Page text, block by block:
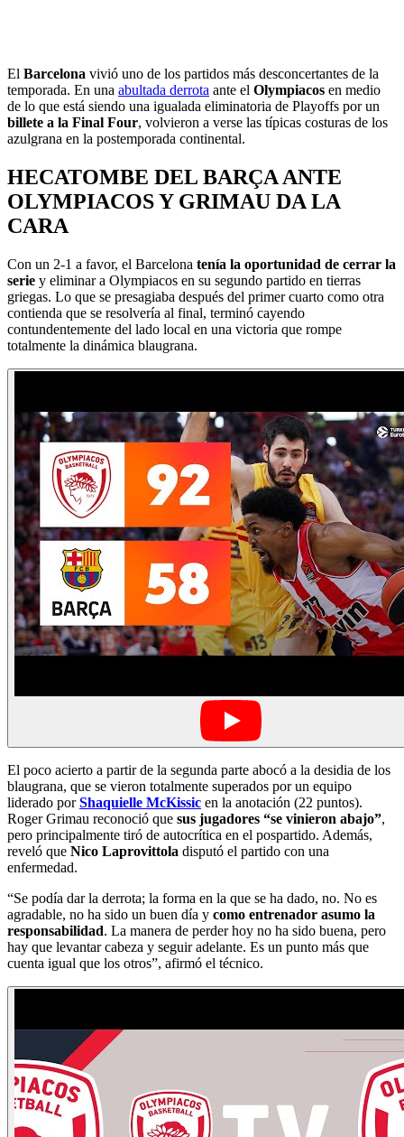
El Barcelona vivió uno de los partidos más desconcertantes de la
temporada. En una abultada derrota ante el Olympiacos en medio
de lo que está siendo una igualada eliminatoria de Playoffs por un
billete a la Final Four, volvieron a verse las típicas costuras de los
azulgrana en la postemporada continental.
HECATOMBE DEL BARÇA ANTE
OLYMPIACOS Y GRIMAU DA LA
CARA
Con un 2-1 a favor, el Barcelona tenía la oportunidad de cerrar la
serie y eliminar a Olympiacos en su segundo partido en tierras
griegas. Lo que se presagiaba después del primer cuarto como otra
contienda que se resolvería al final, terminó cayendo
contundentemente del lado local en una victoria que rompe
totalmente la dinámica blaugrana.
El poco acierto a partir de la segunda parte abocó a la desidia de los
blaugrana, que se vieron totalmente superados por un equipo
liderado porShaquielle McKissic en la anotación (22 puntos).
Roger Grimau reconoció que sus jugadores “se vinieron abajo”,
pero principalmente tiró de autocrítica en el pospartido. Además,
reveló que Nico Laprovittola disputó el partido con una
enfermedad.
“Se podía dar la derrota; la forma en la que se ha dado, no. No es
agradable, no ha sido un buen día y como entrenador asumo la
responsabilidad. La manera de perder hoy no ha sido buena, pero
hay que levantar cabeza y seguir adelante. Es un punto más que
cuenta igual que los otros”, afirmó el técnico.